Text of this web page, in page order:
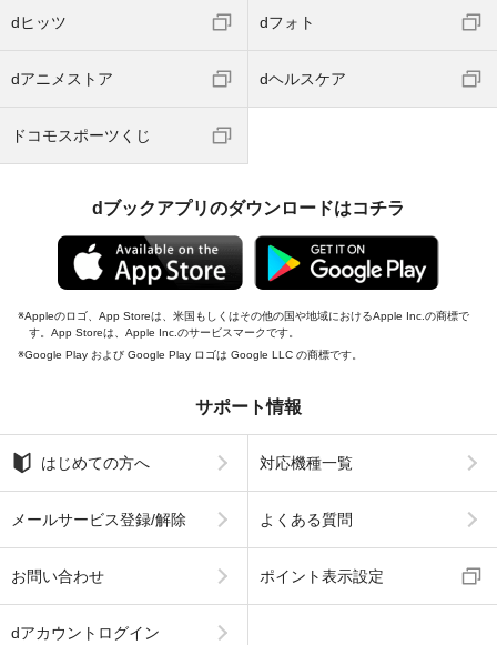
dヒッツ dフォト
dアニメストア dヘルスケア
ドコモスポーツくじ
dブックアプリのダウンロードはコチラ
Appleのロゴ、App Storeは、米国もしくはその他の国や地域におけるApple Inc.の商標で
す。App Storeは、Apple Inc.のサービスマークです。
Google Play および Google Play ロゴは Google LLC の商標です。
サポート情報
はじめての方へ 対応機種一覧
メールサービス登録/解除 よくある質問
お問い合わせ ポイント表示設定
dアカウントログイン